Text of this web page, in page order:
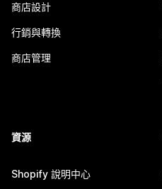
商店設計
行銷與轉換
商店管理
資源
Shopify 說明中心